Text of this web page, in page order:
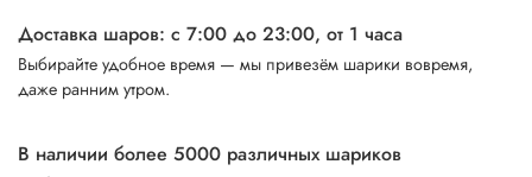
Доставка шаров: с 7:00 до 23:00, от 1 часа
Выбирайте удобное время — мы привезём шарики вовремя,
даже ранним утром.
В наличии более 5000 различных шариков